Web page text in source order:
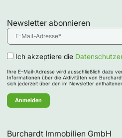
Newsletter abonnieren
Ich akzeptiere die
Ihre E-Mail-Adresse wird ausschließlich dazu
Informationen über die Aktivitäten von
sich jederzeit über den im Newsletter
Burchardt Immobilien GmbH